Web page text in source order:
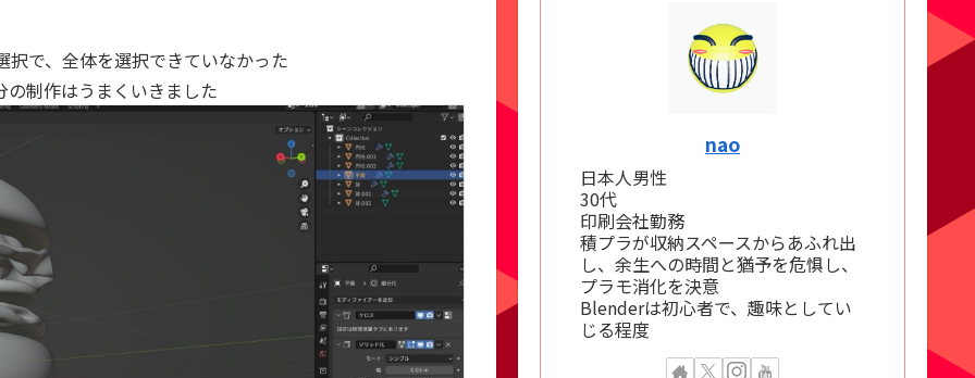
で、全体を選択できていなかった
制作はうまくいきました
nao
日本人男性
30代
印刷会社勤務
積プラが収納スペースからあふれ出
し、余生への時間と猶予を危惧し、
プラモ消化を決意
Blenderは初心者で、趣味としてい
じる程度